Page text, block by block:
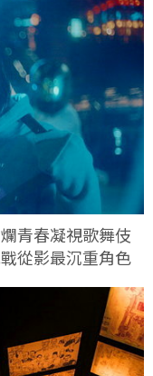
青春凝視歌舞伎
從影最沉重角色